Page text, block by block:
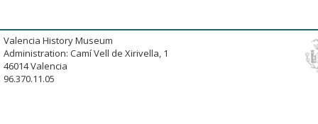
Valencia History Museum
Administration: Camí Vell de Xirivella, 1
46014 Valencia
96.370.11.05